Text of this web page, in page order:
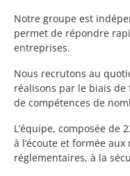
Notre groupe est
permet de répondre
entreprises.
Nous recrutons au
réalisons par le biais de
de compétences de
L’équipe, composée de
à l’écoute et formée
réglementaires, à la